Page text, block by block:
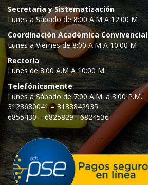
Secretaria y Sistematización
Lunes a Sábado de 8:00 A.M A 12:00 M
Coordinación Académica Convivencial
Lunes a Viernes de 8:00 A.M A 10:00 M
Rectoría
Lunes de 8:00 A.M A 10:00 M
Telefónicamente
Lunes a Sábado de 7:00 A.M. a 3:00 P.M.
3123680041 – 3138842935
6855430 – 6825829 - 6824536